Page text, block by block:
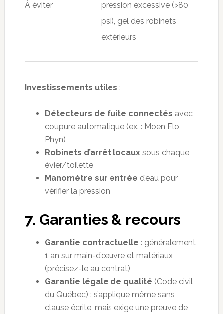
À éviter
pression excessive (>80
psi), gel des robinets
extérieurs
Investissements utiles :
Détecteurs de fuite connectés avec
coupure automatique (ex. : Moen Flo,
Phyn)
Robinets d’arrêt locauxsous chaque
évier/toilette
Manomètre sur entrée d’eau pour
vérifier la pression
7. Garanties & recours
Garantie contractuelle : généralement
1 an sur main-d’œuvre et matériaux
(précisez-le au contrat)
Garantie légale de qualité (Code civil
du Québec) : s’applique même sans
clause écrite, mais exige une preuve de